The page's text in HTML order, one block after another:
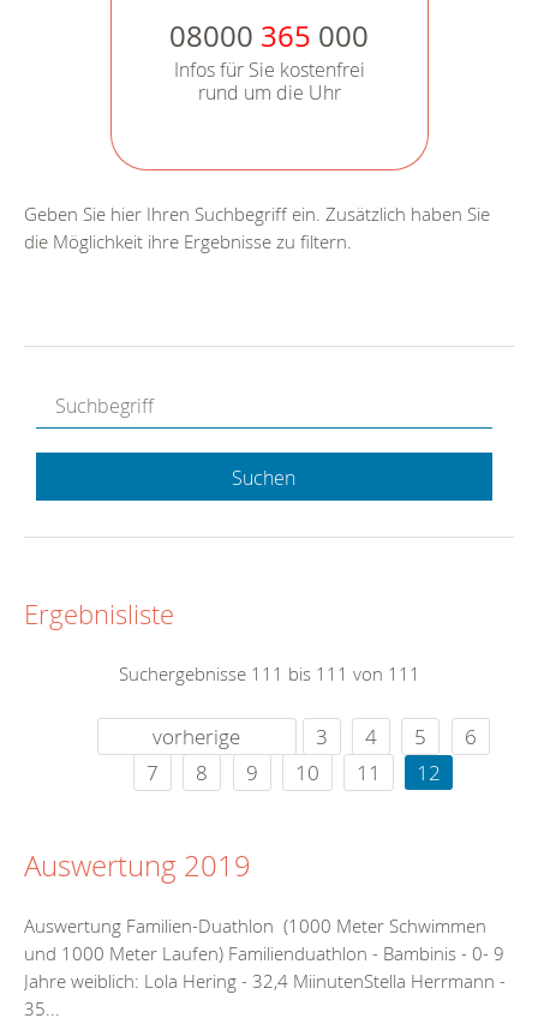
08000 365 000
Infos für Sie kostenfrei
rund um die Uhr
Geben Sie hier Ihren Suchbegriff ein. Zusätzlich haben Sie
die Möglichkeit ihre Ergebnisse zu filtern.
Suchen
Ergebnisliste
Suchergebnisse 111 bis 111 von 111
vorherige 3 4 5
6
7
8 9 10 11 12
Auswertung 2019
Auswertung Familien-Duathlon (1000 Meter Schwimmen
und 1000 Meter Laufen) Familienduathlon - Bambinis - 0- 9
Jahre weiblich: Lola Hering - 32,4 MiinutenStella Herrmann -
35...